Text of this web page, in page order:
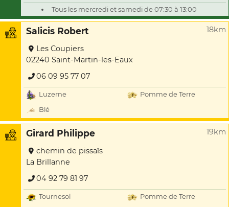
Tous les mercredi et samedi de 07:30 à 13:00
Salicis Robert 18km
Les Coupiers
02240 Saint-Martin-les-Eaux
06 09 95 77 07
Luzerne
Pomme de Terre
Blé
Girard Philippe 19km
chemin de pissaïs
La Brillanne
04 92 79 81 97
Tournesol
Pomme de Terre